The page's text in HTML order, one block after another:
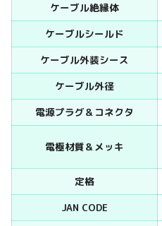
ケーブル絶縁体
ケーブルシールド
ケーブル外装シース
ケーブル外径
電源プラグ＆コネクタ
電極材質＆メッキ
定格
JAN CODE